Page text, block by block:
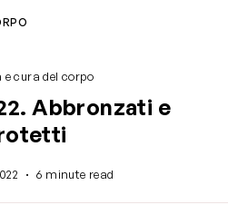
e cura del corpo
Abbronzati e
· 6 minute read